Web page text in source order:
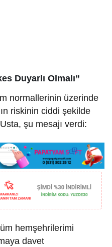
Duyarlı Olmalı”
normallerinin üzerinde
riskinin ciddi şekilde
şu mesajı verdi:
hemşehrilerimi
davet